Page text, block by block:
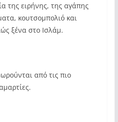
της ειρήνης, της αγάπης
κουτσομπολιό και
ξένα στο Ισλάμ.
από τις πιο